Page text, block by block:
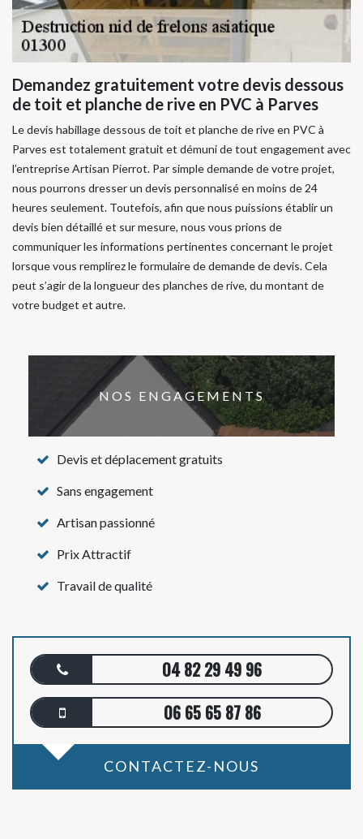
Demandez gratuitement votre devis dessous
de toit et planche de rive en PVC à Parves
Le devis habillage dessous de toit et planche de rive en PVC à
Parves est totalement gratuit et démuni de tout engagement avec
l’entreprise Artisan Pierrot. Par simple demande de votre projet,
nous pourrons dresser un devis personnalisé en moins de 24
heures seulement. Toutefois, afin que nous puissions établir un
devis bien détaillé et sur mesure, nous vous prions de
communiquer les informations pertinentes concernant le projet
lorsque vous remplirez le formulaire de demande de devis. Cela
peut s’agir de la longueur des planches de rive, du montant de
votre budget et autre.
NOS ENGAGEMENTS
Devis et déplacement gratuits
Sans engagement
Artisan passionné
Prix Attractif
Travail de qualité
04 82 29 49 96
06 65 65 87 86
CONTACTEZ-NOUS